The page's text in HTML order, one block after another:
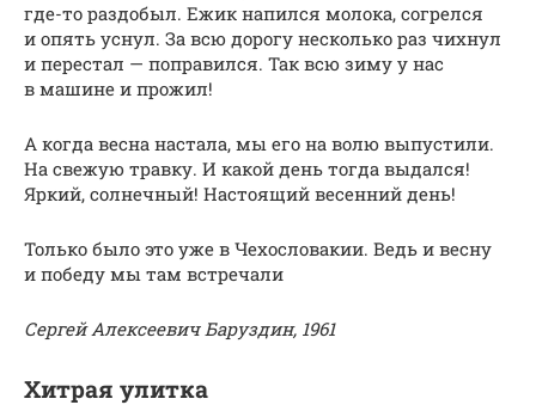
где-то раздобыл. Ежик напился молока, согрелся
и опять уснул. За всю дорогу несколько раз чихнул
и перестал — поправился. Так всю зиму у нас
в машине и прожил!
А когда весна настала, мы его на волю выпустили.
На свежую травку. И какой день тогда выдался!
Яркий, солнечный! Настоящий весенний день!
Только было это уже в Чехословакии. Ведь и весну
и победу мы там встречали
Сергей Алексеевич Баруздин, 1961
Хитрая улитка